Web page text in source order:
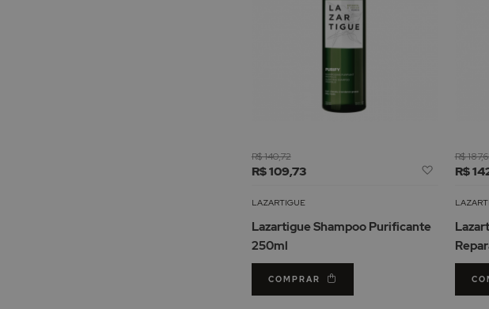
R$ 109,73
R$ 140,72
Adicionar
Lista
Desejos
LAZARTIGUE
Lazartigue Shampoo Purificante
250ml
COMPRAR
R$
R$